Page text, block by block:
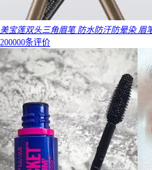
美宝莲双头三角眉笔 防水防汗防晕染 眉
200000条评价